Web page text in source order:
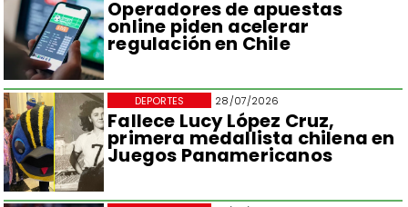
Operadores de apuestas
online piden acelerar
regulación en Chile
28/07/2026
Fallece Lucy López Cruz,
primera medallista chilena en
Juegos Panamericanos
DEPORTES